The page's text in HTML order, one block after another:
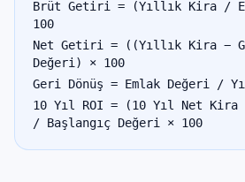
Brüt Getiri = (Yıllık Kira /
100
Net Getiri = ((Yıllık Kira −
Değeri) × 100
Geri Dönüş = Emlak Değeri /
10 Yıl ROI = (10 Yıl Net Kira
/ Başlangıç Değeri × 100